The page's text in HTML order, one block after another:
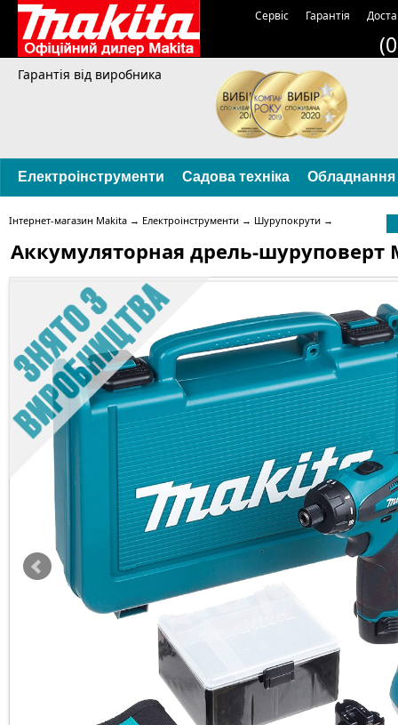
Сервіс Гарантія
Гарантія від виробника
Електроінструменти Садова техніка Обладнання
Інтернет-магазин Makita → Електроінструменти → Шурупокрути →
Аккумуляторная дрель-шуруповерт